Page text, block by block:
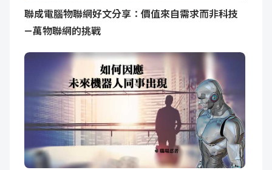
聯成電腦物聯網好文分享：價值來自需求而非科技
— 萬物聯網的挑戰